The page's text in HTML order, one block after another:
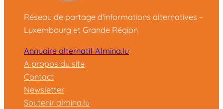
Réseau de partage d'informations alternatives –
Luxembourg et Grande Région
Annuaire alternatif Almina.lu
A propos du site
Contact
Newsletter
Soutenir almina.lu